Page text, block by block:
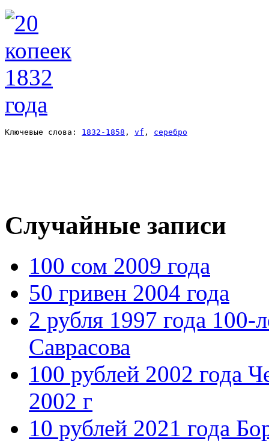
Ключевые слова: 1832-1858 , vf , серебро
Случайные записи
100 сом 2009 года
50 гривен 2004 года
2 рубля 1997 года
Саврасова
100 рублей 2002 года
2002 г
10 рублей 2021 года